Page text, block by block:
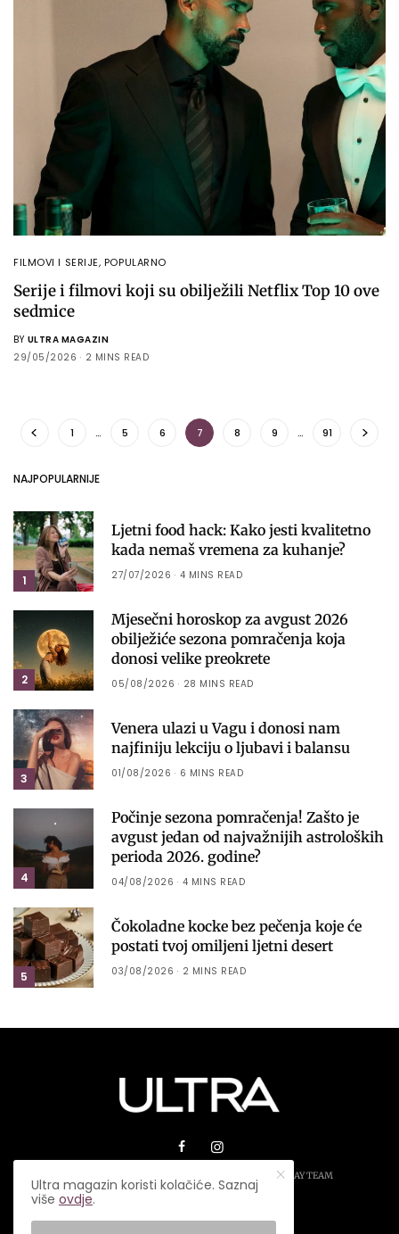
FILMOVI I SERIJE, POPULARNO
Serije i filmovi koji su obilježili Netflix Top 10 ove
sedmice
BY ULTRA MAGAZIN
29/05/2026
2 MINS READ
1 … 5 6 7 8 9 … 91
NAJPOPULARNIJE
1
Ljetni food hack: Kako jesti kvalitetno
kada nemaš vremena za kuhanje?
27/07/2026 4 MINS READ
2
Mjesečni horoskop za avgust 2026
obilježiće sezona pomračenja koja
donosi velike preokrete
05/08/2026 28 MINS READ
3
Venera ulazi u Vagu i donosi nam
najfiniju lekciju o ljubavi i balansu
01/08/2026 6 MINS READ
4
Počinje sezona pomračenja! Zašto je
avgust jedan od najvažnijih astroloških
perioda 2026. godine?
04/08/2026 4 MINS READ
5
Čokoladne kocke bez pečenja koje će
postati tvoj omiljeni ljetni desert
03/08/2026 2 MINS READ
© 2026 ULTRA MAGAZIN. SVA PRAVA ZADRŽANA.PLAY TEAM
Ultra magazin koristi kolačiće. Saznaj
višeovdje.